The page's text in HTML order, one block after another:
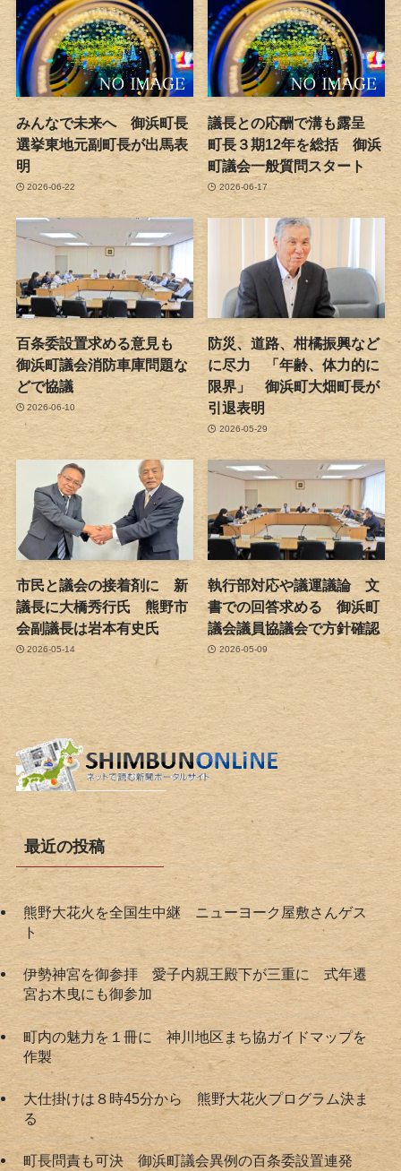
みんなで未来へ 御浜町長
選挙東地元副町長が出馬表
明
2026-06-22
議長との応酬で溝も露呈
町長３期12年を総括 御浜
町議会一般質問スタート
2026-06-17
百条委設置求める意見も
御浜町議会消防車庫問題な
どで協議
2026-06-10
防災、道路、柑橘振興など
に尽力 「年齢、体力的に
限界」 御浜町大畑町長が
引退表明
2026-05-29
市民と議会の接着剤に 新
議長に大橋秀行氏 熊野市
会副議長は岩本有史氏
2026-05-14
執行部対応や議運議論 文
書での回答求める 御浜町
議会議員協議会で方針確認
2026-05-09
最近の投稿
熊野大花火を全国生中継 ニューヨーク屋敷さんゲス
ト
伊勢神宮を御参拝 愛子内親王殿下が三重に 式年遷
宮お木曳にも御参加
町内の魅力を１冊に 神川地区まち協ガイドマップを
作製
大仕掛けは８時45分から 熊野大花火プログラム決ま
る
町長問責も可決 御浜町議会異例の百条委設置連発